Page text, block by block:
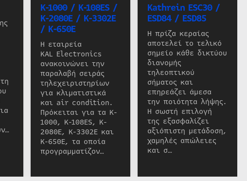
K-1000 / K-108ES /
K-2080E / K-3302E
/ K-650E
Η εταιρεία
KAL Electronics
ανακοινώνει την
παραλαβή σειράς
τηλεχειριστηρίων
για κλιματιστικά
και air condition.
Πρόκειται για τα K-
1000, K-108ES, K-
2080E, K-3302E και
K-650E, τα οποία
προγραμματίζον…
Kathrein ESC30 /
ESD84 / ESD85
Η πρίζα κεραίας
αποτελεί το τελικό
σημείο κάθε δικτύου
διανομής
τηλεοπτικού
σήματος και
επηρεάζει άμεσα
την ποιότητα λήψης.
Η σωστή επιλογή
της εξασφαλίζει
αξιόπιστη μετάδοση,
χαμηλές απώλειες
και σ…